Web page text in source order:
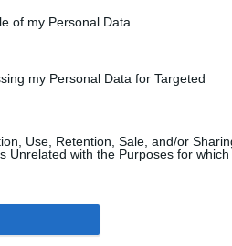
of my Personal Data.
my Personal Data for Targeted
Use, Retention, Sale, and/or
Unrelated with the Purposes for which
que no acojan a los menores